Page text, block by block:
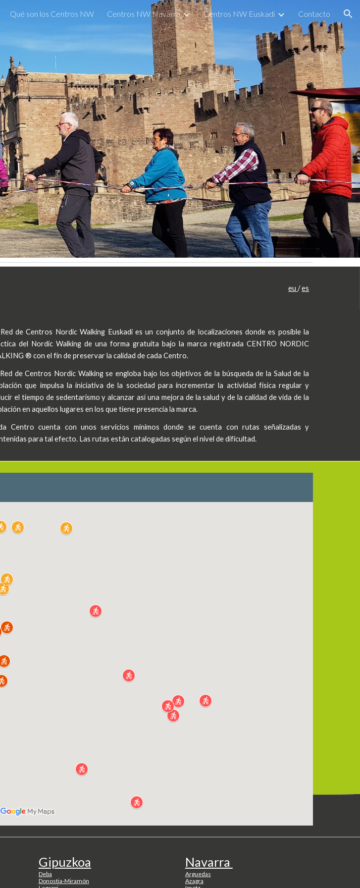
Skip to navigation
Qué son los Centros NW Centros NW Navarra Centros NW Euskadi Contacto
eu/es
de Centros Nordic Walking Euskadi es un conjunto de localizaciones donde es posible la
del Nordic Walking de una forma gratuita bajo la marca registrada CENTRO NORDIC
® con el fin de preservar la calidad de cada Centro.
de Centros Nordic Walking se engloba bajo los objetivos de la búsqueda de la Salud de la
que impulsa la iniciativa de la sociedad para incrementar la actividad física regular y
el tiempo de sedentarismo y alcanzar así una mejora de la salud y de la calidad de vida de la
en aquellos lugares en los que tiene presencia la marca.
Centro cuenta con unos servicios mínimos donde se cuenta con rutas señalizadas y
para tal efecto. Las rutas están catalogadas según el nivel de dificultad.
Gipuzkoa
Deba
Donostia-Miramón
Navarra
Arguedas
Azagra